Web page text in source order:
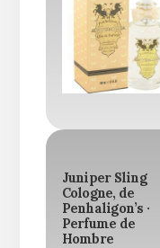
Juniper Sling
Cologne, de
Penhaligon’s ·
Perfume de
Hombre